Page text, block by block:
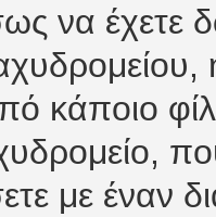
να έχετε
κάποιο
με έναν